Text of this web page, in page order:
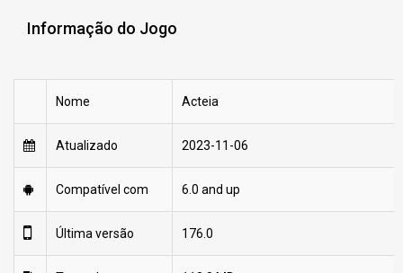
Informação do Jogo
Nome Acteia
Atualizado 2023-11-06
Compatível com 6.0 and up
Última versão 176.0